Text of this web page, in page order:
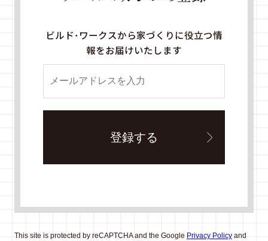
ビルド・ワークスから家づくりに役立つ情
報をお届けいたします
This site is protected by reCAPTCHA and the Google Privacy Policyand